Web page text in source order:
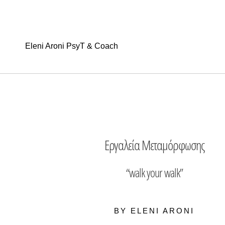
Eleni Aroni PsyT & Coach
Εργαλεία Μεταμόρφωσης
“walk your walk”
BY ELENI ARONI